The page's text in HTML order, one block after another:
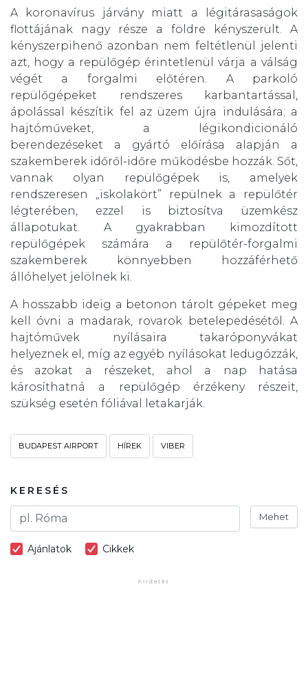
A koronavírus járvány miatt a légitárasaságok
flottájának nagy része a földre kényszerült. A
kényszerpihenő azonban nem feltétlenül jelenti
azt, hogy a repülőgép érintetlenül várja a válság
végét a forgalmi előtéren. A parkoló
repülőgépeket rendszeres karbantartással,
ápolással készítik fel az üzem újra indulására; a
hajtóműveket, a légikondicionáló
berendezéseket a gyártó előírása alapján a
szakemberek időről-időre működésbe hozzák. Sőt,
vannak olyan repülőgépek is, amelyek
rendszeresen „iskolakört” repülnek a repülőtér
légterében, ezzel is biztosítva üzemkész
állapotukat. A gyakrabban kimozdított
repülőgépek számára a repülőtér-forgalmi
szakemberek könnyebben hozzáférhető
állóhelyet jelölnek ki.
A hosszabb ideig a betonon tárolt gépeket meg
kell óvni a madarak, rovarok betelepedésétől. A
hajtóművek nyílásaira takaróponyvákat
helyeznek el, míg az egyéb nyílásokat ledugózzák,
és azokat a részeket, ahol a nap hatása
károsíthatná a repülőgép érzékeny részeit,
szükség esetén fóliával letakarják.
BUDAPEST AIRPORT HÍREK VIBER
KERESÉS
Mehet
Ajánlatok Cikkek